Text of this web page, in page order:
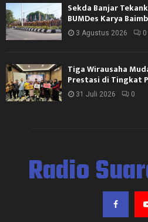
Sekda Banjar
BUMDes Karya
3 Agustus 2026 0
Tiga Wirausaha
Prestasi di Tingkat
31 Juli 2026 0
Radio